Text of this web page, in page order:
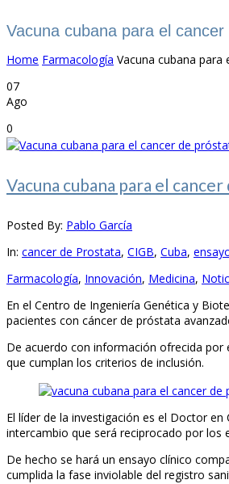
Vacuna cubana para el
Home Farmacología Vacuna cubana
07
Ago
0
Vacuna cubana para el
Posted By: Pablo García
In: cancer de Prostata, CIGB, Cuba,
Farmacología, Innovación, Medicina,
En el Centro de Ingeniería Genética y
pacientes con cáncer de próstata
De acuerdo con información ofrecida por
que cumplan los criterios de inclusión.
El líder de la investigación es el Doctor
intercambio que será reciprocado por los
De hecho se hará un ensayo clínico
cumplida la fase inviolable del registro